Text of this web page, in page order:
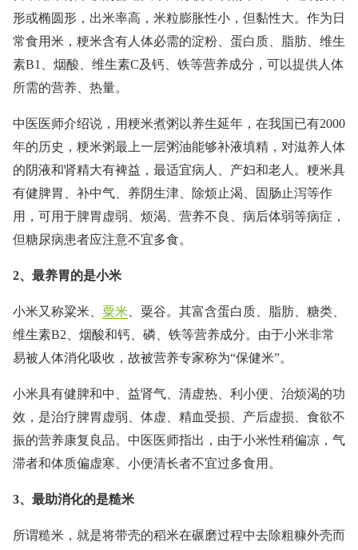
形或椭圆形，出米率高，米粒膨胀性小，但黏性大。作为日
常食用米，粳米含有人体必需的淀粉、蛋白质、脂肪、维生
素B1、烟酸、维生素C及钙、铁等营养成分，可以提供人体
所需的营养、热量。
中医医师介绍说，用粳米煮粥以养生延年，在我国已有2000
年的历史，粳米粥最上一层粥油能够补液填精，对滋养人体
的阴液和肾精大有裨益，最适宜病人、产妇和老人。粳米具
有健脾胃、补中气、养阴生津、除烦止渴、固肠止泻等作
用，可用于脾胃虚弱、烦渴、营养不良、病后体弱等病症，
但糖尿病患者应注意不宜多食。
2、最养胃的是小米
小米又称粱米、 粟米 、粟谷。其富含蛋白质、脂肪、糖类、
维生素B2、烟酸和钙、磷、铁等营养成分。由于小米非常
易被人体消化吸收，故被营养专家称为“保健米”。
小米具有健脾和中、益肾气、清虚热、利小便、治烦渴的功
效，是治疗脾胃虚弱、体虚、精血受损、产后虚损、食欲不
振的营养康复良品。中医医师指出，由于小米性稍偏凉，气
滞者和体质偏虚寒、小便清长者不宜过多食用。
3、最助消化的是糙米
所谓糙米，就是将带壳的稻米在碾磨过程中去除粗糠外壳而